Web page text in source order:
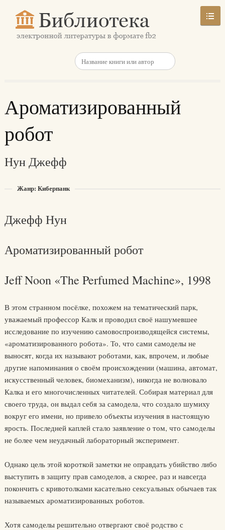
Ароматизированный
робот
Нун Джефф
Жанр: Киберпанк
Джефф Нун
Ароматизированный робот
Jeff Noon «The Perfumed Machine», 1998
В этом странном посёлке, похожем на тематический парк,
уважаемый профессор Калк и проводил своё нашумевшее
исследование по изучению самовоспроизводящейся системы,
«ароматизированного робота». То, что сами самоделы не
выносят, когда их называют роботами, как, впрочем, и любые
другие напоминания о своём происхождении (машина, автомат,
искусственный человек, биомеханизм), никогда не волновало
Калка и его многочисленных читателей. Собирая материал для
своего труда, он выдал себя за самодела, что создало шумиху
вокруг его имени, но привело объекты изучения в настоящую
ярость. Последней каплей стало заявление о том, что самоделы
не более чем неудачный лабораторный эксперимент.
Однако цель этой короткой заметки не оправдать убийство либо
выступить в защиту прав самоделов, а скорее, раз и навсегда
покончить с кривотолками касательно сексуальных обычаев так
называемых ароматизированных роботов.
Хотя самоделы решительно отвергают своё родство с